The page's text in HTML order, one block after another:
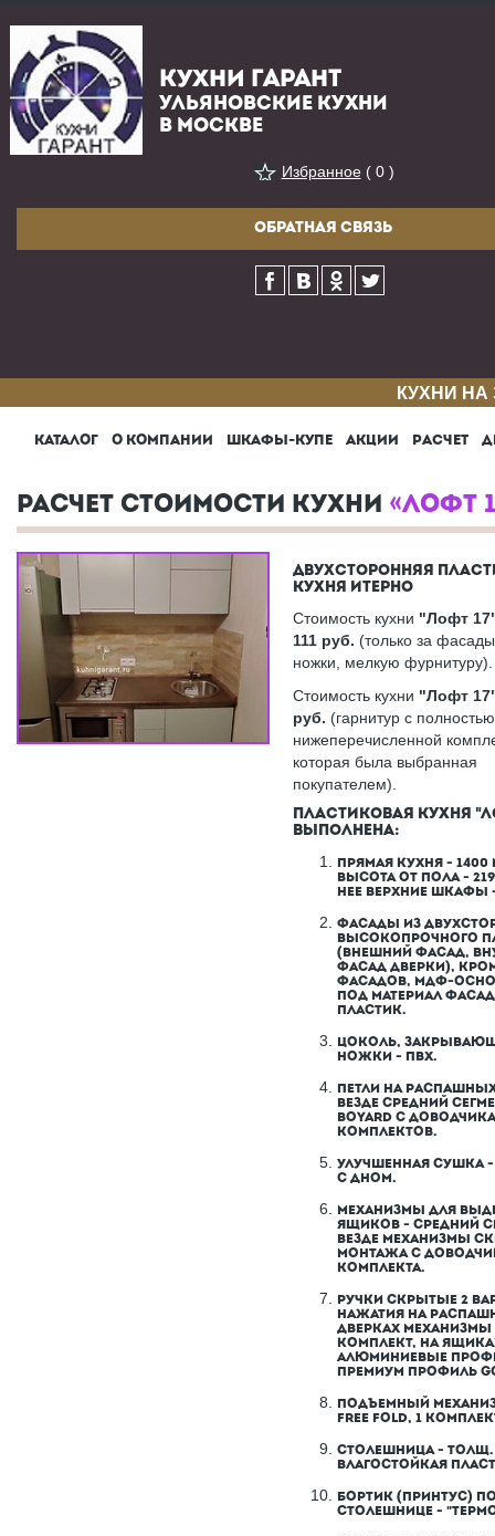
КУХНИ ГАРАНТ
УЛЬЯНОВСКИЕ КУХНИ
В МОСКВЕ
Избранное( 0 )
ОБРАТНАЯ СВЯЗЬ
КУХНИ
КАТАЛОГ О КОМПАНИИ ШКАФЫ-КУПЕ АКЦИИ РАСЧЕТ
РАСЧЕТ СТОИМОСТИ КУХНИ «ЛОФТ
ДВУХСТОРОННЯЯ
КУХНЯ ИТЕРНО
Стоимость кухни "Лофт
111 руб. (только за
ножки, мелкую фурнитуру).
Стоимость кухни "Лофт
руб. (гарнитур с
нижеперечисленной
которая была выбранная
покупателем).
ПЛАСТИКОВАЯ КУХНЯ
ВЫПОЛНЕНА:
ПРЯМАЯ КУХНЯ - 1400
ВЫСОТА ОТ ПОЛА -
НЕЕ ВЕРХНИЕ ШКАФЫ
ФАСАДЫ ИЗ
ВЫСОКОПРОЧНОГО
(ВНЕШНИЙ ФАСАД,
ФАСАД ДВЕРКИ),
ФАСАДОВ, МДФ-
ПОД МАТЕРИАЛ
ПЛАСТИК.
ЦОКОЛЬ,
НОЖКИ - ПВХ.
ПЕТЛИ НА
ВЕЗДЕ СРЕДНИЙ
BOYARD С
КОМПЛЕКТОВ.
УЛУЧШЕННАЯ СУШКА -
С ДНОМ.
МЕХАНИЗМЫ ДЛЯ
ЯЩИКОВ - СРЕДНИЙ
ВЕЗДЕ МЕХАНИЗМЫ
МОНТАЖА С
КОМПЛЕКТА.
РУЧКИ СКРЫТЫЕ 2
НАЖАТИЯ НА
ДВЕРКАХ МЕХАНИЗМЫ
КОМПЛЕКТ, НА
АЛЮМИНИЕВЫЕ
ПРЕМИУМ ПРОФИЛЬ
ПОДЪЕМНЫЙ
FREE FOLD, 1
СТОЛЕШНИЦА - ТОЛЩ.
ВЛАГОСТОЙКАЯ
БОРТИК (ПРИНТУС)
СТОЛЕШНИЦЕ -